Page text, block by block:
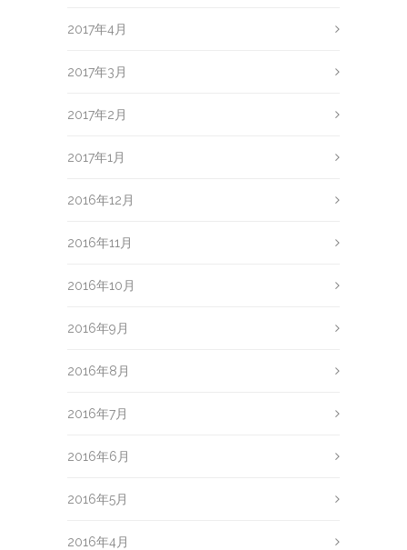
2017年4月
2017年3月
2017年2月
2017年1月
2016年12月
2016年11月
2016年10月
2016年9月
2016年8月
2016年7月
2016年6月
2016年5月
2016年4月